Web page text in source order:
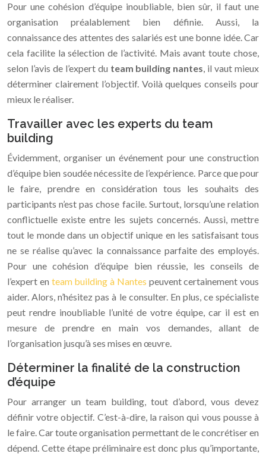
Pour une cohésion d’équipe inoubliable, bien sûr, il faut une
organisation préalablement bien définie. Aussi, la
connaissance des attentes des salariés est une bonne idée. Car
cela facilite la sélection de l’activité. Mais avant toute chose,
selon l’avis de l’expert du team building nantes, il vaut mieux
déterminer clairement l’objectif. Voilà quelques conseils pour
mieux le réaliser.
Travailler avec les experts du team
building
Évidemment, organiser un événement pour une construction
d’équipe bien soudée nécessite de l’expérience. Parce que pour
le faire, prendre en considération tous les souhaits des
participants n’est pas chose facile. Surtout, lorsqu’une relation
conflictuelle existe entre les sujets concernés. Aussi, mettre
tout le monde dans un objectif unique en les satisfaisant tous
ne se réalise qu’avec la connaissance parfaite des employés.
Pour une cohésion d’équipe bien réussie, les conseils de
l’expert en team building à Nantes peuvent certainement vous
aider. Alors, n’hésitez pas à le consulter. En plus, ce spécialiste
peut rendre inoubliable l’unité de votre équipe, car il est en
mesure de prendre en main vos demandes, allant de
l’organisation jusqu’à ses mises en œuvre.
Déterminer la finalité de la construction
d’équipe
Pour arranger un team building, tout d’abord, vous devez
définir votre objectif. C’est-à-dire, la raison qui vous pousse à
le faire. Car toute organisation permettant de le concrétiser en
dépend. Cette étape préliminaire est donc plus qu’importante,